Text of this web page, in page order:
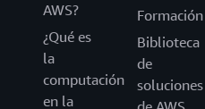
AWS?
¿Qué es
la
computación
en la
Formación
Biblioteca
de
soluciones